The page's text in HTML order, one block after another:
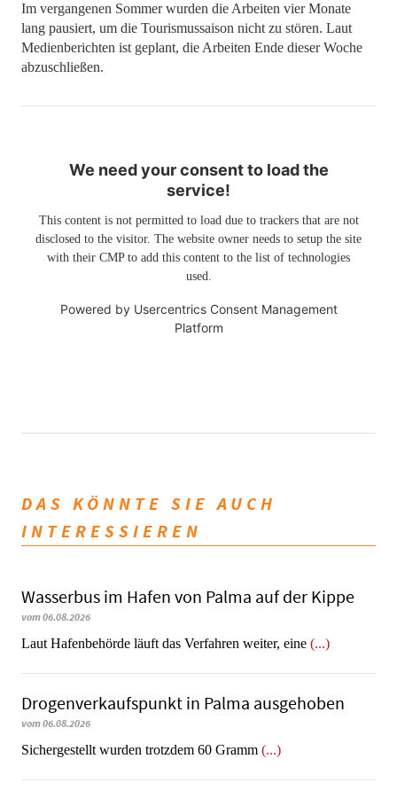
Im vergangenen Sommer wurden die Arbeiten vier Monate
lang pausiert, um die Tourismussaison nicht zu stören. Laut
Medienberichten ist geplant, die Arbeiten Ende dieser Woche
abzuschließen.
We need your consent to load the
service!
This content is not permitted to load due to trackers that are not
disclosed to the visitor. The website owner needs to setup the site
with their CMP to add this content to the list of technologies
used.
Powered by Usercentrics Consent Management
Platform
DAS KÖNNTE SIE AUCH
INTERESSIEREN
Wasserbus im Hafen von Palma auf der Kippe
vom 06.08.2026
Laut Hafenbehörde läuft das Verfahren weiter, eine (...)
Dro­gen­ver­kaufs­punkt in Palma ausgehoben
vom 06.08.2026
​​​​​​​Sichergestellt wurden trotzdem 60 Gramm (...)